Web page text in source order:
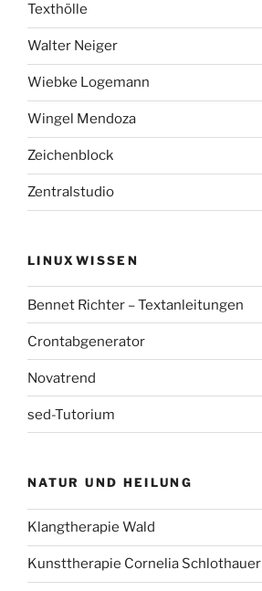
Texthölle
Walter Neiger
Wiebke Logemann
Wingel Mendoza
Zeichenblock
Zentralstudio
LINUXWISSEN
Bennet Richter – Textanleitungen
Crontabgenerator
Novatrend
sed-Tutorium
NATUR UND HEILUNG
Klangtherapie Wald
Kunsttherapie Cornelia Schlothauer